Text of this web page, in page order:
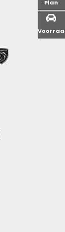
Plan